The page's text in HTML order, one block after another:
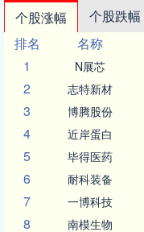
个股涨幅 个股跌幅
排名
名称
1
N展芯
2 志特新材
3 博腾股份
4 近岸蛋白
5 毕得医药
6 耐科装备
7 一博科技
8 南模生物